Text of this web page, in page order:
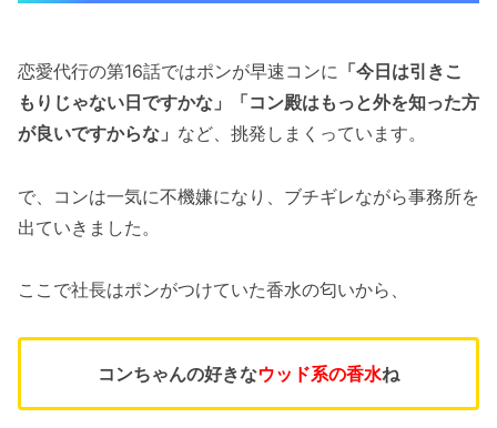
恋愛代行の第16話ではポンが早速コンに 「今日は引きこ
もりじゃない日ですかな」「コン殿はもっと外を知った方
が良いですからな」 など、挑発しまくっています。
で、コンは一気に不機嫌になり、ブチギレながら事務所を
出ていきました。
ここで社長はポンがつけていた香水の匂いから、
コンちゃんの好きなウッド系の香水ね